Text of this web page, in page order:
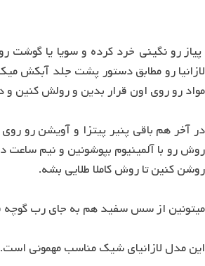
این مدل لازانیای شیک مناسب مهمونی است.